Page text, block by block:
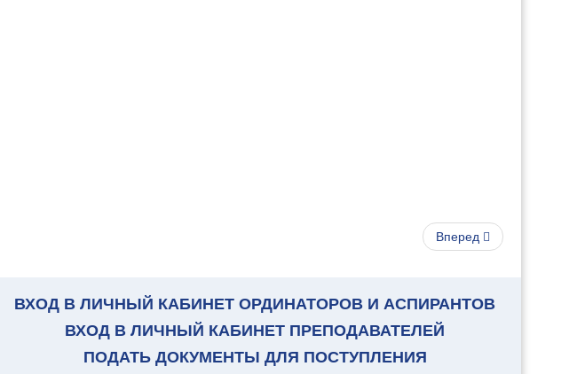
Вперед
ВХОД В ЛИЧНЫЙ КАБИНЕТ ОРДИНАТОРОВ И АСПИРАНТОВ
ВХОД В ЛИЧНЫЙ КАБИНЕТ ПРЕПОДАВАТЕЛЕЙ
ПОДАТЬ ДОКУМЕНТЫ ДЛЯ ПОСТУПЛЕНИЯ